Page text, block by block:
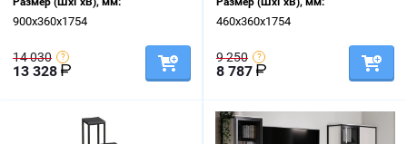
900х360х1754
14 030
13 328
460х360х1754
9 250
8 787